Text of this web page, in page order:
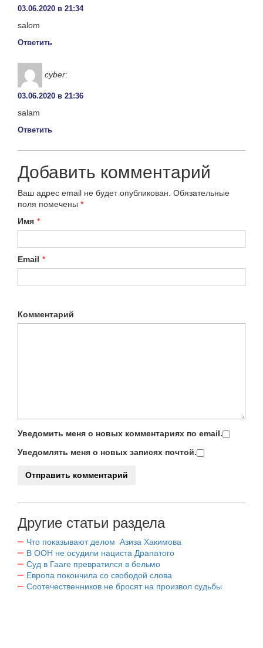
03.06.2020 в 21:34
salom
Ответить
cyber:
03.06.2020 в 21:36
salam
Ответить
Добавить комментарий
Ваш адрес email не будет опубликован. Обязательные
поля помечены *
Имя *
Email *
Комментарий
Уведомить меня о новых комментариях по email.
Уведомлять меня о новых записях почтой.
Другие статьи раздела
Что показывают делом Азиза Хакимова
В ООН не осудили нациста Драпатого
Суд в Гааге превратился в бельмо
Европа покончила со свободой слова
Соотечественников не бросят на произвол судьбы